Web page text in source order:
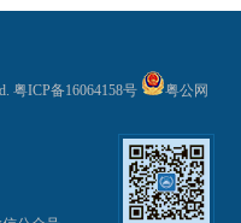
粤ICP备16064158号
粤公网